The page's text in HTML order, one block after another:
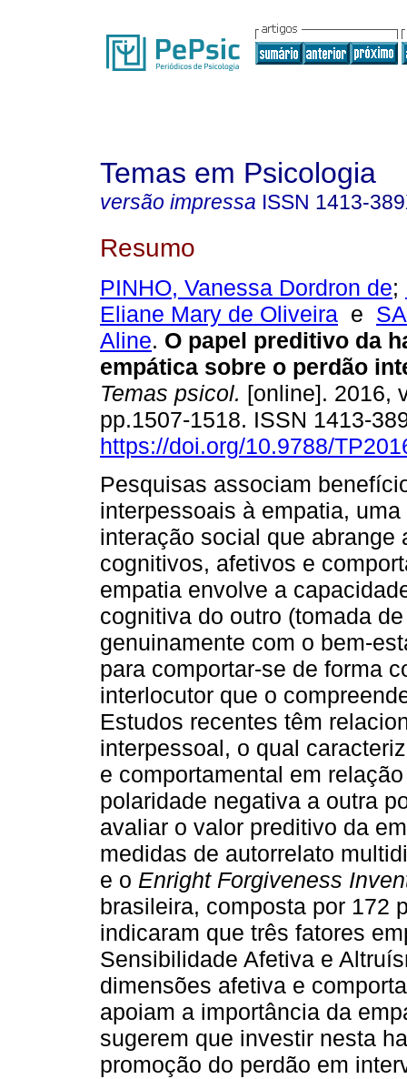
Temas em Psicologia
versão impressa ISSN 1413-
Resumo
PINHO, Vanessa Dordron de;
Eliane Mary de Oliveira e
Aline. O papel preditivo da
empática sobre o perdão
Temas psicol. [online]. 2016,
pp.1507-1518. ISSN 1413-
https://doi.org/10.9788/
Pesquisas associam
interpessoais à empatia,
interação social que abrange
cognitivos, afetivos e
empatia envolve a
cognitiva do outro (tomada
genuinamente com o bem-
para comportar-se de forma
interlocutor que o
Estudos recentes têm
interpessoal, o qual
e comportamental em
polaridade negativa a outra
avaliar o valor preditivo da
medidas de autorrelato
e o Enright Forgiveness
brasileira, composta por 172
indicaram que três fatores
Sensibilidade Afetiva e
dimensões afetiva e
apoiam a importância da
sugerem que investir nesta
promoção do perdão em